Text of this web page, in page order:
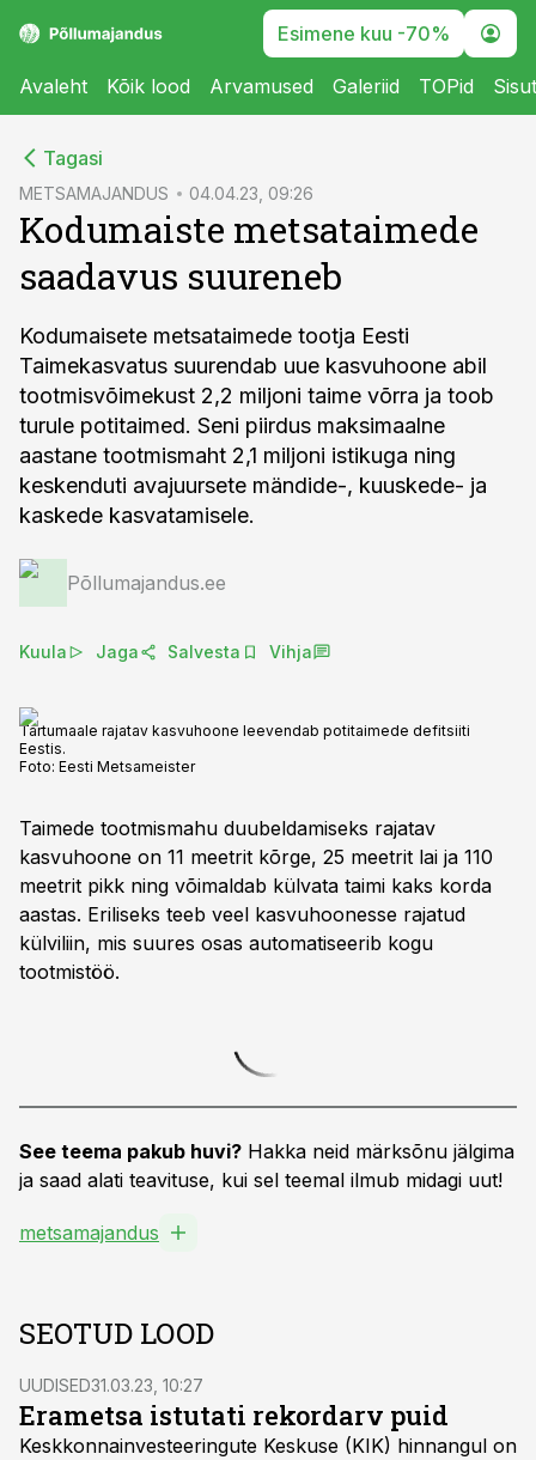
Esimene kuu -70%
Avaleht Kõik lood Arvamused Galeriid TOPid
Tagasi
METSAMAJANDUS 04.04.23, 09:26
Kodumaiste metsataimede
saadavus suureneb
Kodumaisete metsataimede tootja Eesti
Taimekasvatus suurendab uue kasvuhoone abil
tootmisvõimekust 2,2 miljoni taime võrra ja toob
turule potitaimed. Seni piirdus maksimaalne
aastane tootmismaht 2,1 miljoni istikuga ning
keskenduti avajuursete mändide-, kuuskede- ja
kaskede kasvatamisele.
Põllumajandus.ee
Kuula Jaga Salvesta Vihja
Tartumaale rajatav kasvuhoone leevendab potitaimede defitsiiti
Eestis.
Foto: Eesti Metsameister
Taimede tootmismahu duubeldamiseks rajatav
kasvuhoone on 11 meetrit kõrge, 25 meetrit lai ja 110
meetrit pikk ning võimaldab külvata taimi kaks korda
aastas. Eriliseks teeb veel kasvuhoonesse rajatud
külviliin, mis suures osas automatiseerib kogu
tootmistöö.
See teema pakub huvi? Hakka neid märksõnu jälgima
ja saad alati teavituse, kui sel teemal ilmub midagi uut!
metsamajandus
SEOTUD LOOD
UUDISED31.03.23, 10:27
Erametsa istutati rekordarv puid
Keskkonnainvesteeringute Keskuse (KIK) hinnangul on